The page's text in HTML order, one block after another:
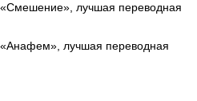
лучшая переводная
лучшая переводная